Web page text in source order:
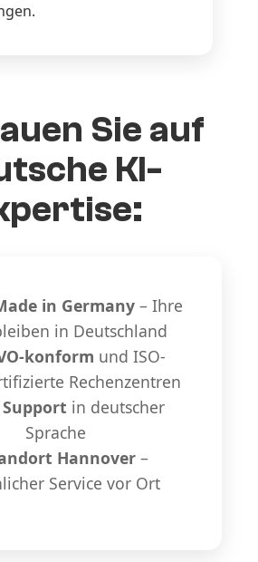
Sie auf
KI-
in Germany– Ihre
in Deutschland
konform und ISO-
Rechenzentren
in deutscher
Sprache
Hannover–
Service vor Ort